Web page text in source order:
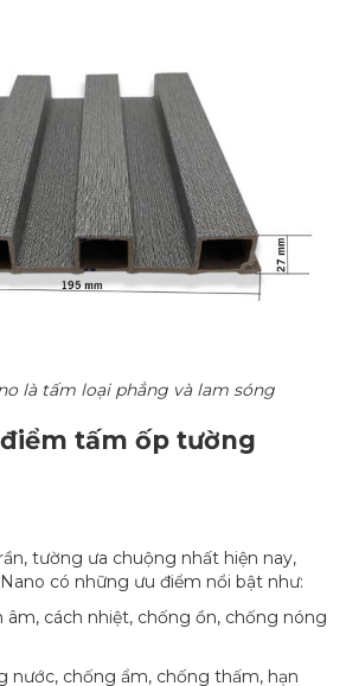
là tấm loại phẳng và lam sóng
tấm ốp tường
tường ưa chuộng nhất hiện nay,
có những ưu điểm nổi bật như:
âm, cách nhiệt, chống ồn, chống nóng
nước, chống ẩm, chống thấm, hạn